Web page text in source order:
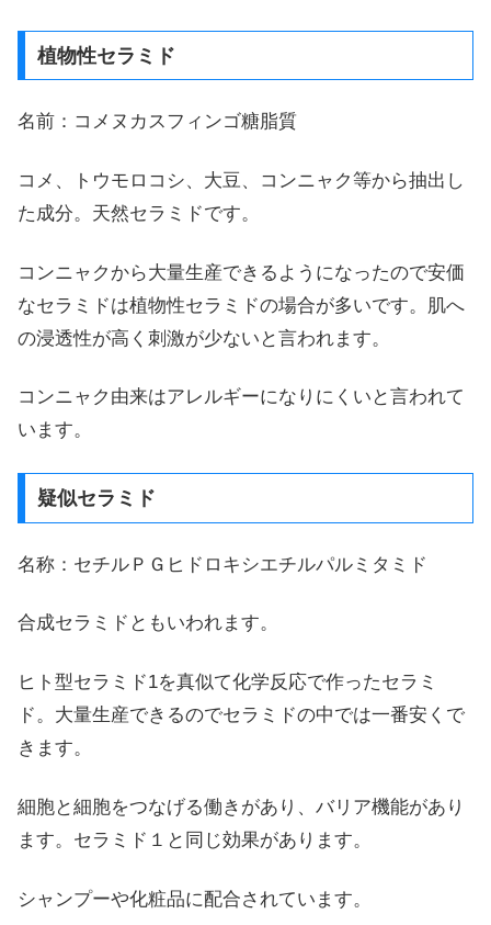
植物性セラミド
名前：コメヌカスフィンゴ糖脂質
コメ、トウモロコシ、大豆、コンニャク等から抽出し
た成分。天然セラミドです。
コンニャクから大量生産できるようになったので安価
なセラミドは植物性セラミドの場合が多いです。肌へ
の浸透性が高く刺激が少ないと言われます。
コンニャク由来はアレルギーになりにくいと言われて
います。
疑似セラミド
名称：セチルＰＧヒドロキシエチルパルミタミド
合成セラミドともいわれます。
ヒト型セラミド1を真似て化学反応で作ったセラミ
ド。大量生産できるのでセラミドの中では一番安くで
きます。
細胞と細胞をつなげる働きがあり、バリア機能があり
ます。セラミド１と同じ効果があります。
シャンプーや化粧品に配合されています。